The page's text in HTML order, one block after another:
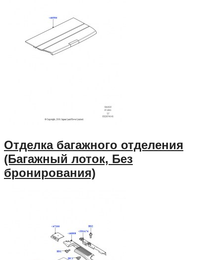
Отделка багажного отделения
(Багажный лоток, Без
бронирования)